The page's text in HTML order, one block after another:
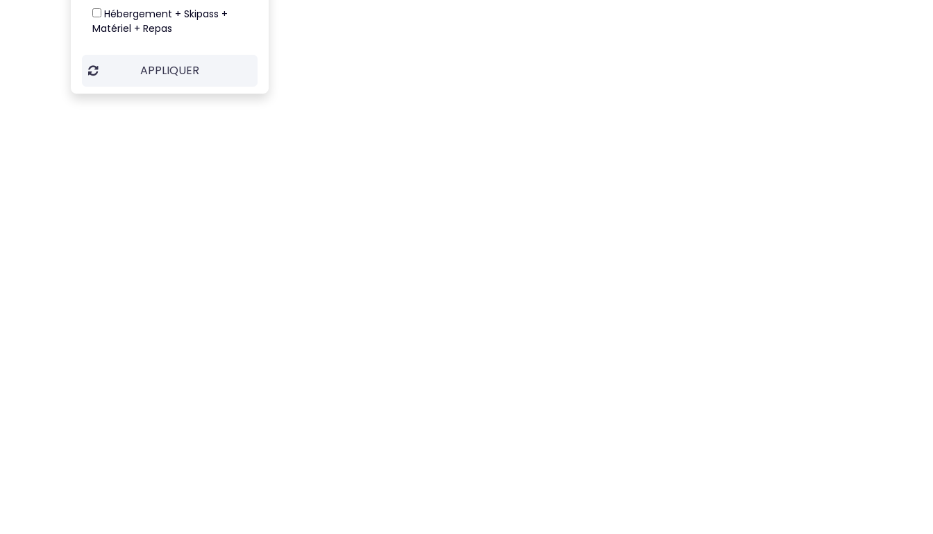
Hébergement + Skipass +
Matériel + Repas
APPLIQUER